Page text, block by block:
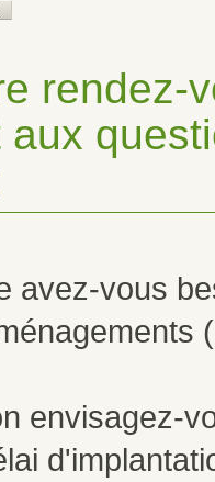
rendez-
avez-vous
envisagez-